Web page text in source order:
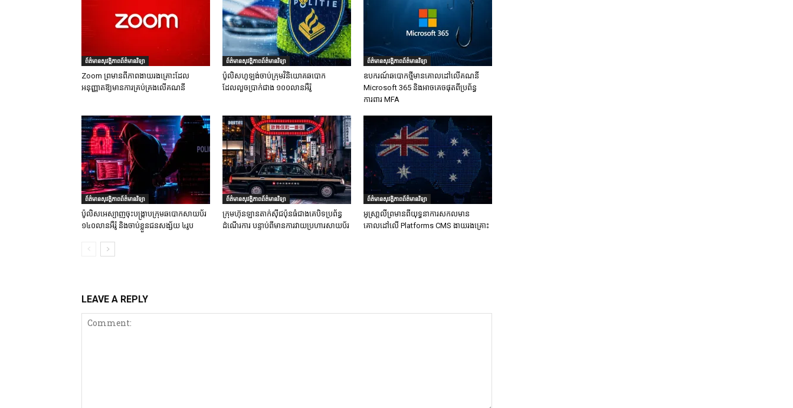
ព័ត៌មានសុវត្ថិភាពព័ត៌មានវិទ្យា
Zoom ព្រមានពីភាពងាយរងគ្រោះដែល
អនុញ្ញាតឱ្យមានការគ្រប់គ្រងលើគណនី
ព័ត៌មានសុវត្ថិភាពព័ត៌មានវិទ្យា
ប៉ូលិសហូឡង់ចាប់ក្រុមវិនិយោគឆបោក
ដែលលួចប្រាក់ជាង ១០០លានអឺរ៉ូ
ព័ត៌មានសុវត្ថិភាពព័ត៌មានវិទ្យា
ឧបករណ៍ឆបោកថ្មីមានគោលដៅលើគណនី
Microsoft 365 និងអាចគេចផុតពីប្រព័ន្ធ
ការពារ MFA
ព័ត៌មានសុវត្ថិភាពព័ត៌មានវិទ្យា
ប៉ូលិសអេស្បាញចុះបង្រ្កាបក្រុមឆបោកសាយប័រ
១៤០លានអឺរ៉ូ និងចាប់ខ្លួនជនសង្ស័យ ៤រូប
ព័ត៌មានសុវត្ថិភាពព័ត៌មានវិទ្យា
ក្រុមហ៊ុនឡានតាក់ស៊ីជប៉ុនធំជាងគេបិទប្រព័ន្ធ
ដំណើរការ បន្ទាប់ពីមានការវាយប្រហារសាយប័រ
ព័ត៌មានសុវត្ថិភាពព័ត៌មានវិទ្យា
អូស្រា្តលីព្រមានពីយុទ្ធនាការសកលមាន
គោលដៅលើ Platforms CMS ងាយរងគ្រោះ
LEAVE A REPLY